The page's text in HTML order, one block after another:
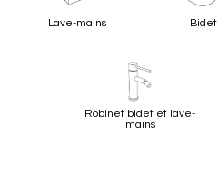
Lave-mains Bidet
Robinet bidet et lave-
mains